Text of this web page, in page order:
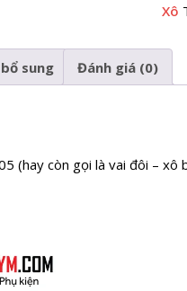
Xô
sung Đánh giá (0)
(hay còn gọi là vai đôi – xô